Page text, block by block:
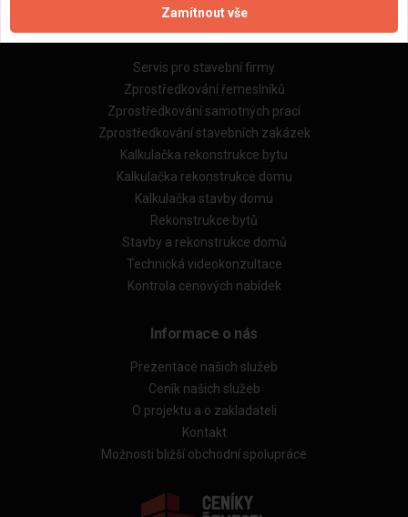
Naše služby
Servis pro stavební firmy
Zprostředkování řemeslníků
Zprostředkování samotných prací
Zprostředkování stavebních zakázek
Kalkulačka rekonstrukce bytu
Kalkulačka rekonstrukce domu
Kalkulačka stavby domu
Rekonstrukce bytů
Stavby a rekonstrukce domů
Technická videokonzultace
Kontrola cenových nabídek
Informace o nás
Prezentace našich služeb
Ceník našich služeb
O projektu a o zakladateli
Kontakt
Možnosti bližší obchodní spolupráce
Zamítnout vše